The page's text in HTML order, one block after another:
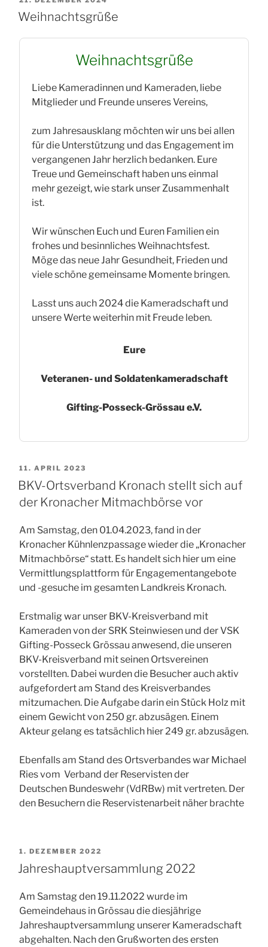
AM
Weihnachtsgrüße
Weihnachtsgrüße
Liebe Kameradinnen und Kameraden, liebe
Mitglieder und Freunde unseres Vereins,
zum Jahresausklang möchten wir uns bei allen
für die Unterstützung und das Engagement im
vergangenen Jahr herzlich bedanken. Eure
Treue und Gemeinschaft haben uns einmal
mehr gezeigt, wie stark unser Zusammenhalt
ist.
Wir wünschen Euch und Euren Familien ein
frohes und besinnliches Weihnachtsfest.
Möge das neue Jahr Gesundheit, Frieden und
viele schöne gemeinsame Momente bringen.
Lasst uns auch 2024 die Kameradschaft und
unsere Werte weiterhin mit Freude leben.
Eure
Veteranen- und Soldatenkameradschaft
Gifting-Posseck-Grössau e.V.
VERÖFFENTLICHT
AM
11. APRIL 2023
BKV-Ortsverband Kronach stellt sich auf
der Kronacher Mitmachbörse vor
Am Samstag, den 01.04.2023, fand in der
Kronacher Kühnlenzpassage wieder die „Kronacher
Mitmachbörse“ statt. Es handelt sich hier um eine
Vermittlungsplattform für Engagementangebote
und -gesuche im gesamten Landkreis Kronach.
Erstmalig war unser BKV-Kreisverband mit
Kameraden von der SRK Steinwiesen und der VSK
Gifting-Posseck Grössau anwesend, die unseren
BKV-Kreisverband mit seinen Ortsvereinen
vorstellten. Dabei wurden die Besucher auch aktiv
aufgefordert am Stand des Kreisverbandes
mitzumachen. Die Aufgabe darin ein Stück Holz mit
einem Gewicht von 250 gr. abzusägen. Einem
Akteur gelang es tatsächlich hier 249 gr. abzusägen.
Ebenfalls am Stand des Ortsverbandes war Michael
Ries vom Verband der Reservisten der
Deutschen Bundeswehr (VdRBw) mit vertreten. Der
den Besuchern die Reservistenarbeit näher brachte
VERÖFFENTLICHT
AM
1. DEZEMBER 2022
Jahreshauptversammlung 2022
Am Samstag den 19.11.2022 wurde im
Gemeindehaus in Grössau die diesjährige
Jahreshauptversammlung unserer Kameradschaft
abgehalten. Nach den Grußworten des ersten